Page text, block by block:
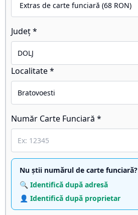
Județ *
Localitate *
Număr Carte Funciară *
Nu știi numărul de carte funciară?
🔍 Identifică după adresă
👤 Identifică după proprietar